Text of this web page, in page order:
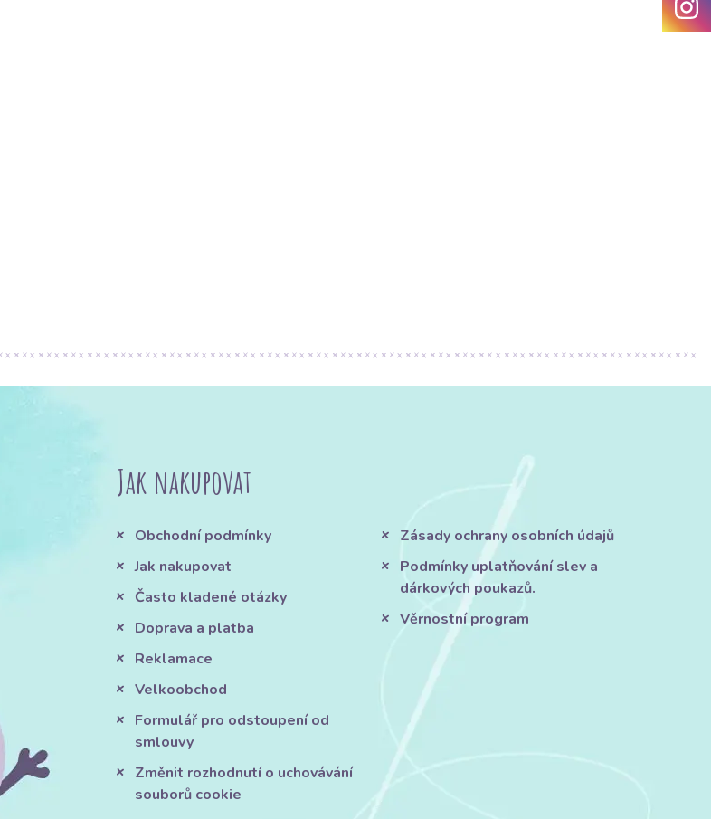
Jak nakupovat
Obchodní podmínky
Jak nakupovat
Často kladené otázky
Doprava a platba
Reklamace
Velkoobchod
Formulář pro odstoupení od
smlouvy
Změnit rozhodnutí o uchovávání
souborů cookie
Zásady ochrany osobních údajů
Podmínky uplatňování slev a
dárkových poukazů.
Věrnostní program